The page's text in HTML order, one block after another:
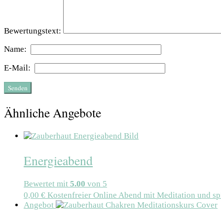
Bewertungstext:
Name:
E-Mail:
Ähnliche Angebote
Energieabend
Bewertet mit 5.00 von 5
0,00 € Kostenfreier Online Abend mit Meditation und
Angebot